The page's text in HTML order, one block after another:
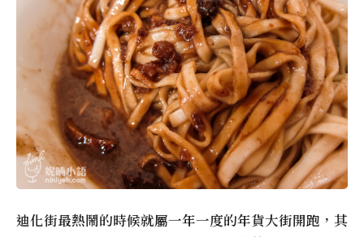
迪化街最熱鬧的時候就屬一年一度的年貨大街開跑，其